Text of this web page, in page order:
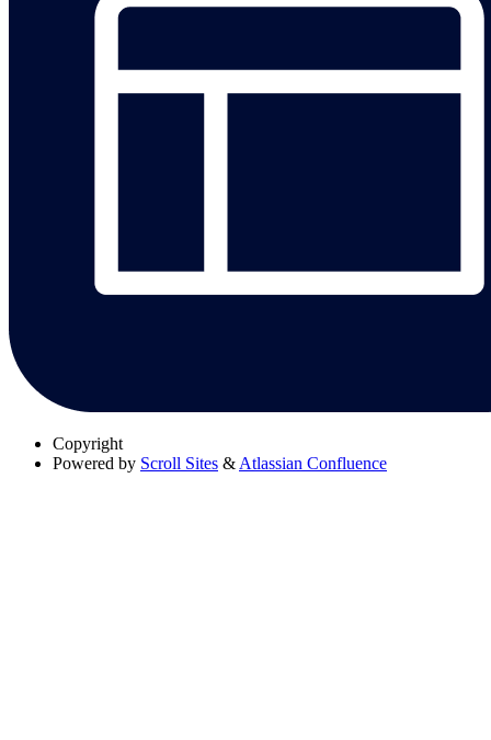
Copyright
Powered by Scroll Sites & Atlassian Confluence